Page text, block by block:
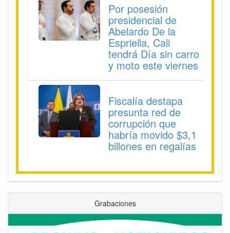
Por posesión
presidencial de
Abelardo De la
Espriella, Cali
tendrá Día sin carro
y moto este viernes
Fiscalía destapa
presunta red de
corrupción que
habría movido $3,1
billones en regalías
Grabaciones